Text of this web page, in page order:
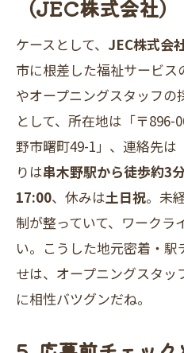
（JEC株式会社）
ケースとして、 JEC株式会
市に根差した福祉サービ
やオープニングスタッフ
として、所在地は「〒896-
野市曙町49-1」、連絡先は
りは串木野駅から徒歩約3
17:00、休みは土日祝。未
制が整っていて、ワークラ
い。こうした地元密着・
せは、オープニングスタ
に相性バツグンだね。